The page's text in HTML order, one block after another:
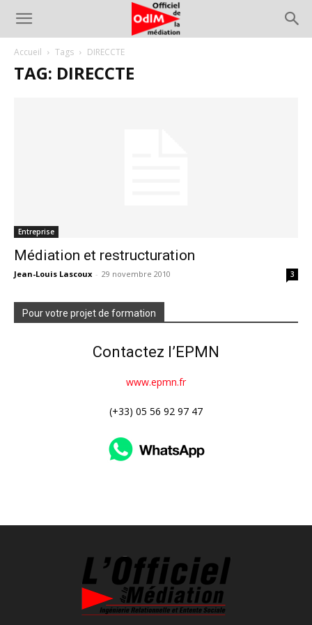
Accueil Tags DIRECCTE
TAG: DIRECCTE
Entreprise
Médiation et restructuration
Jean-Louis Lascoux - 29 novembre 2010 3
Pour votre projet de formation
Contactez l’EPMN
www.epmn.fr
(+33) 05 56 92 97 47